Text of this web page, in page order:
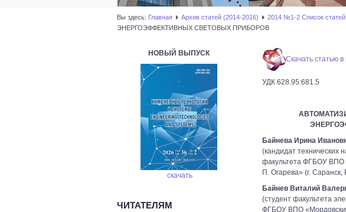
Вы здесь: Главная Архив статей (2014-2016) 2014 №1-2 Список статей
ЭНЕРГОЭФФЕКТИВНЫХ СВЕТОВЫХ ПРИБОРОВ
НОВЫЙ ВЫПУСК
скачать
ЧИТАТЕЛЯМ
Скачать статью в
УДК 628.95:681.5
Байнева Ирина
(кандидат технических
факультета ФГБОУ ВПО
П. Огарева» (г. Саранск,
Байнев Виталий
(студент факультета
ФГБОУ ВПО